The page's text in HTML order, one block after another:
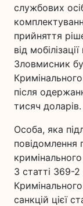
службових
прийняття
від
Зловмисник
після
тисяч доларів.
Особа, яка
повідомлення
3 статті 369-
санкцій цієї